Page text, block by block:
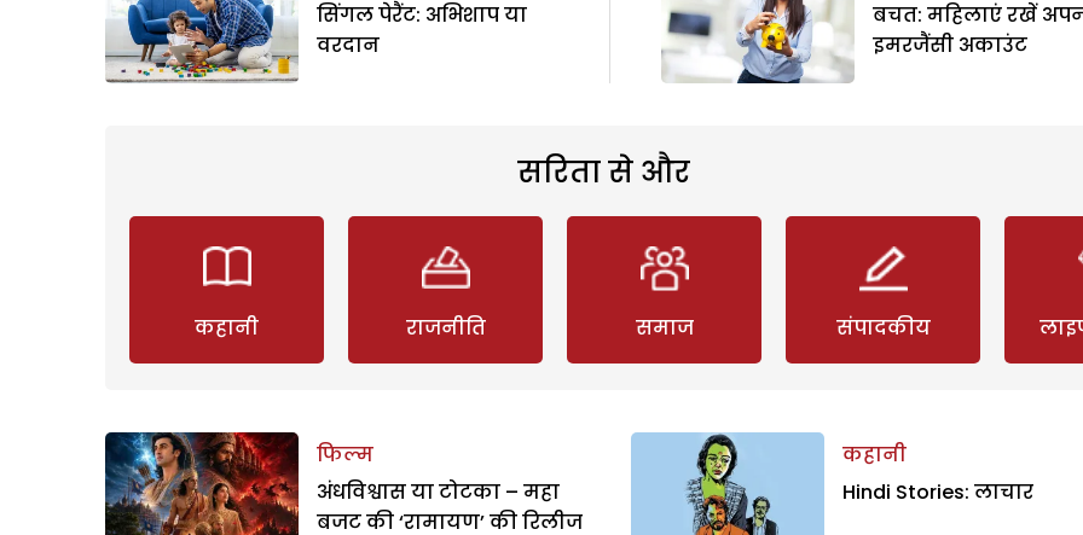
सिंगल पेरैंट: अभिशाप या
वरदान
बचत: महिलाएं रखें
इमरजैंसी अकाउंट
सरिता से और
कहानी राजनीति समाज संपादकीय
फिल्म
अंधविश्वास या टोटका – महा
बजट की ‘रामायण’ की रिलीज
कहानी
Hindi Stories: लाचार